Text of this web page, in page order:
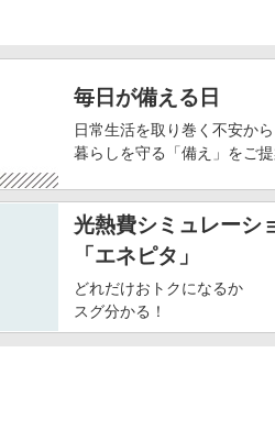
毎日が備える日
日常生活を取り巻く不安から
暮らしを守る「備え」をご
光熱費シミュレーシ
「エネピタ」
どれだけおトクになるか
スグ分かる！